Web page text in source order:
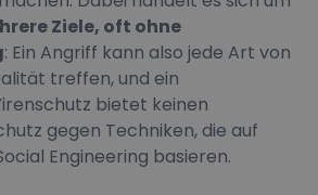
Ziele, oft ohne
: Ein Angriff kann also jede Art von
treffen, und ein
bietet keinen
gegen Techniken, die auf
Engineering basieren.